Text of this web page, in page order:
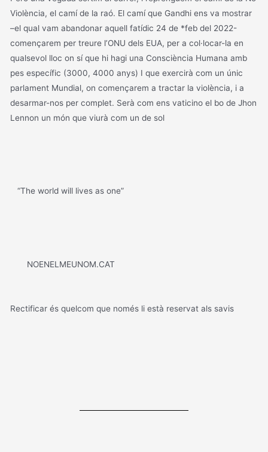
Violència, el camí de la raó. El camí que Gandhi ens va mostrar
–el qual vam abandonar aquell fatídic 24 de *feb del 2022-
començarem per treure l’ONU dels EUA, per a col·locar-la en
qualsevol lloc on sí que hi hagi una Consciència Humana amb
pes específic (3000, 4000 anys) I que exercirà com un únic
parlament Mundial, on començarem a tractar la violència, i a
desarmar-nos per complet. Serà com ens vaticino el bo de Jhon
Lennon un món que viurà com un de sol
“The world will lives as one”
NOENELMEUNOM.CAT
Rectificar és quelcom que només li està reservat als savis